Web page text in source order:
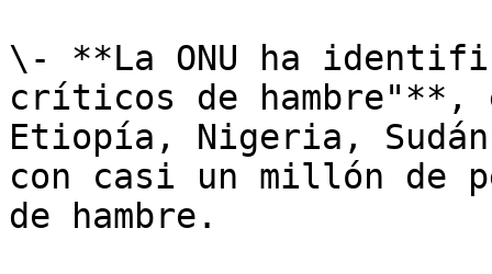
\- **La ONU ha
críticos de hambre"**,
Etiopía, Nigeria,
con casi un millón de
de hambre.